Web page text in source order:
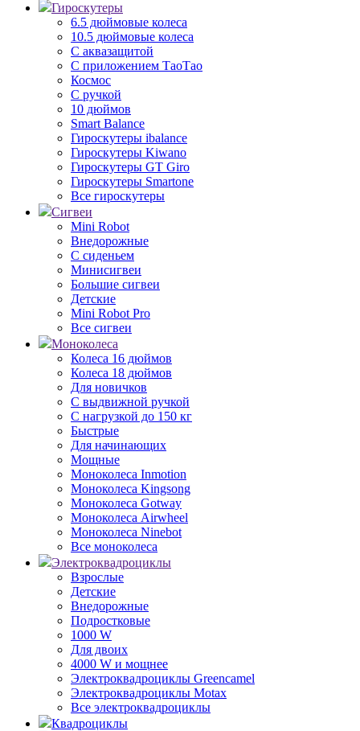
Гироскутеры
6.5 дюймовые колеса
10.5 дюймовые колеса
С аквазащитой
С приложением ТаоТао
Космос
С ручкой
10 дюймов
Smart Balance
Гироскутеры ibalance
Гироскутеры Kiwano
Гироскутеры GT Giro
Гироскутеры Smartone
Все гироскутеры
Сигвеи
Mini Robot
Внедорожные
С сиденьем
Минисигвеи
Большие сигвеи
Детские
Mini Robot Pro
Все сигвеи
Моноколеса
Колеса 16 дюймов
Колеса 18 дюймов
Для новичков
С выдвижной ручкой
С нагрузкой до 150 кг
Быстрые
Для начинающих
Мощные
Моноколеса Inmotion
Моноколеса Kingsong
Моноколеса Gotway
Моноколеса Airwheel
Моноколеса Ninebot
Все моноколеса
Электроквадроциклы
Взрослые
Детские
Внедорожные
Подростковые
1000 W
Для двоих
4000 W и мощнее
Электроквадроциклы Greencamel
Электроквадроциклы Motax
Все электроквадроциклы
Квадроциклы